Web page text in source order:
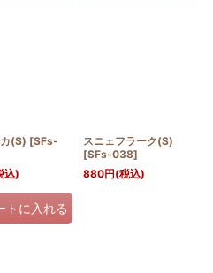
(S) [SFs-
込)
トに入れる
スニェフラーク(S)
[SFs-038]
880円(税込)